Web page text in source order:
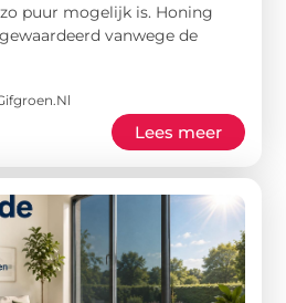
puur mogelijk is. Honing
vanwege de
Lees meer